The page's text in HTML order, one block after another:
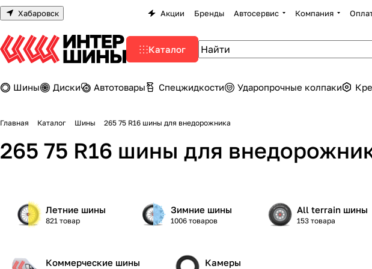
Хабаровск Акции Бренды Автосервис Компания
Каталог
Шины Диски Автотовары Спецжидкости Ударопрочные колпаки
Главная Каталог Шины 265 75 R16 шины для внедорожника
265 75 R16 шины для
Летние шины
821 товар
Зимние шины
1006 товаров
All terrain шины
153 товара
Коммерческие шины Камеры